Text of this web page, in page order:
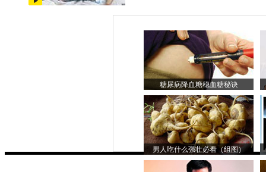
糖尿病降血糖稳血糖秘诀
男人吃什么强壮必看（组图）